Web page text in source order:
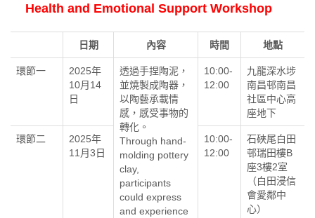
Health and Emotional Support Workshop
日期 內容 時間 地點
環節一
2025年
10月14
日
透過手捏陶泥，
並燒製成陶器，
以陶藝承載情
感，感受事物的
轉化。
Through hand-
molding pottery
clay,
participants
could express
and experience
10:00-
12:00
九龍深水埗
南昌邨南昌
社區中心高
座地下
環節二
2025年
11月3日
10:00-
12:00
石硤尾白田
邨瑞田樓B
座3樓2室
（白田浸信
會愛鄰中
心）